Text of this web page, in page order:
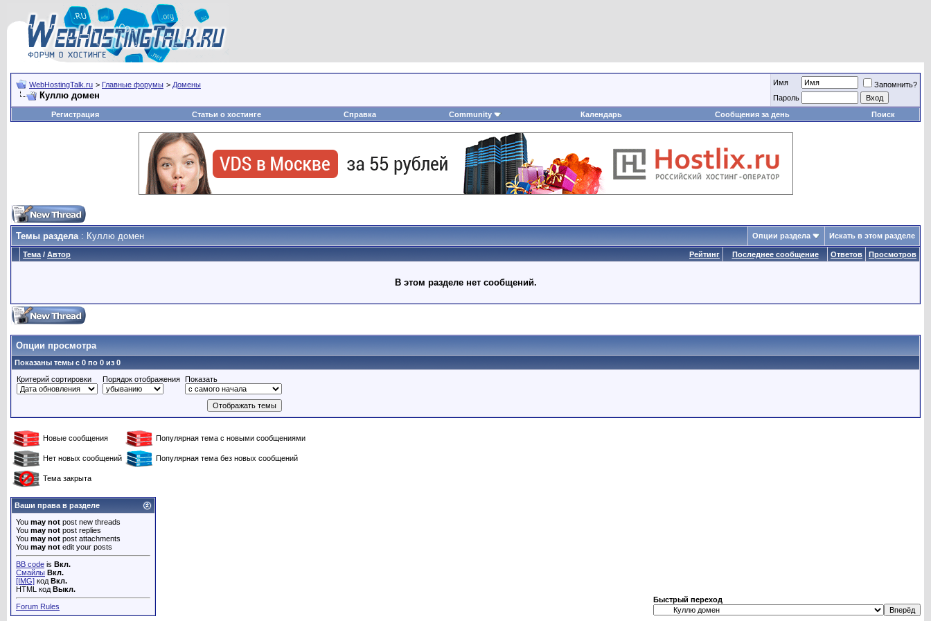
WebHostingTalk.ru > Главные форумы > Домены
Куллю домен
Имя
Запомнить?
Пароль
Регистрация
Статьи о хостинге Справка Community Календарь Сообщения за день Поиск
Темы раздела: Куллю домен Опции раздела Искать в этом разделе
Рейтинг
Тема / Автор Последнее сообщение Ответов Просмотров
В этом разделе нет сообщений.
Опции просмотра
Показаны темы с 0 по 0 из 0
Критерий сортировки
Порядок отображения Показать
Новые сообщения Популярная тема с новыми сообщениями
Нет новых сообщений Популярная тема без новых сообщений
Тема закрыта
Ваши права в разделе
You may not post new threads
You may not post replies
You may not post attachments
You may not edit your posts
BB code is Вкл.
Смайлы Вкл.
[IMG] код Вкл.
HTML код Выкл.
Forum Rules
Быстрый переход